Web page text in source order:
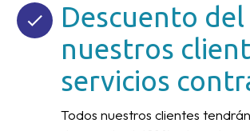
Descuento del
nuestros
servicios
Todos nuestros clientes